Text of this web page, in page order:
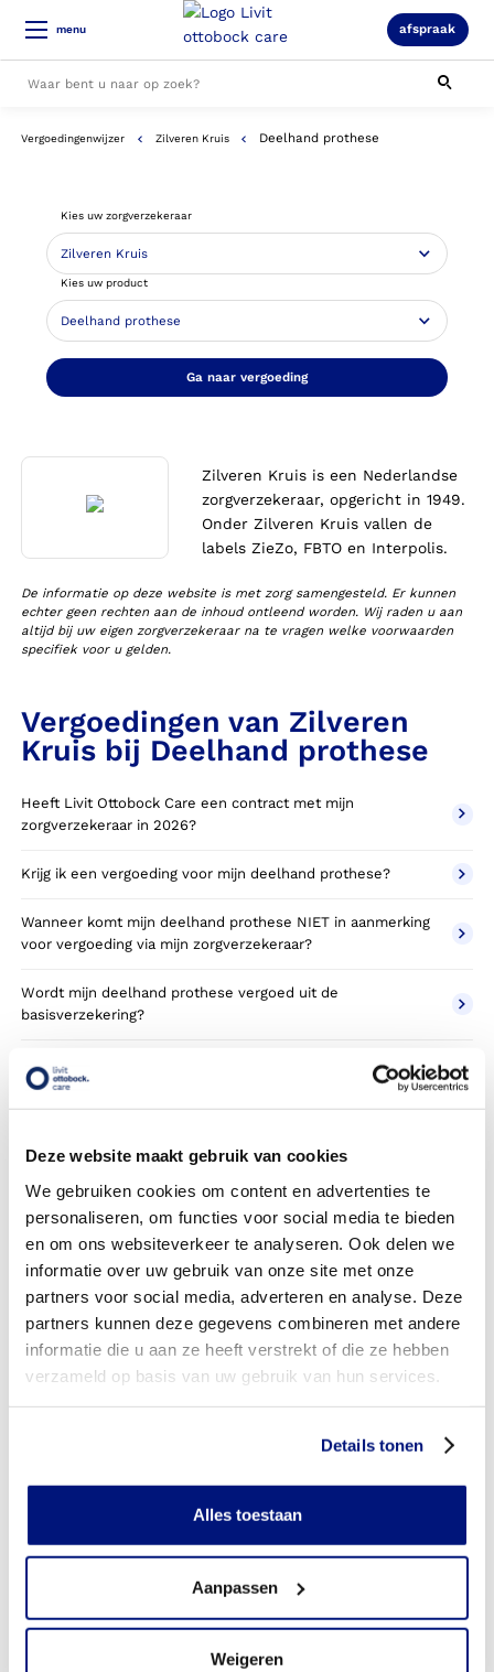
Deze website maakt gebruik van cookies
We gebruiken cookies om content en advertenties te
personaliseren, om functies voor social media te bieden
en om ons websiteverkeer te analyseren. Ook delen we
informatie over uw gebruik van onze site met onze
partners voor social media, adverteren en analyse. Deze
partners kunnen deze gegevens combineren met andere
informatie die u aan ze heeft verstrekt of die ze hebben
verzameld op basis van uw gebruik van hun services.
Details tonen
Alles toestaan
Aanpassen
Weigeren
menu afspraak
Alle resultaten
Vergoedingenwijzer Zilveren Kruis Deelhand prothese
Kies uw zorgverzekeraar
Kies uw product
Ga naar vergoeding
Zilveren Kruis is een Nederlandse
zorgverzekeraar, opgericht in 1949.
Onder Zilveren Kruis vallen de
labels ZieZo, FBTO en Interpolis.
De informatie op deze website is met zorg samengesteld. Er kunnen
echter geen rechten aan de inhoud ontleend worden. Wij raden u aan
altijd bij uw eigen zorgverzekeraar na te vragen welke voorwaarden
specifiek voor u gelden.
Vergoedingen van Zilveren
Kruis bij Deelhand prothese
Heeft Livit Ottobock Care een contract met mijn
zorgverzekeraar in 2026?
Krijg ik een vergoeding voor mijn deelhand prothese?
Wanneer komt mijn deelhand prothese NIET in aanmerking
voor vergoeding via mijn zorgverzekeraar?
Wordt mijn deelhand prothese vergoed uit de
basisverzekering?
Wordt mijn deelhand prothese vergoed vanuit een
aanvullende verzekering?
Zijn er ook deelhand prothesen in confectie- of standaard
uitvoeringen?
Is de deelhand prothese mijn eigendom?
Wordt de deelhand prothese geleverd onder de bruikleen
of lease regeling van uw zorgverzekering?
Wanneer mag mijn deelhand prothese vervangen worden?
toestemming nodig van mijn zorgverzekeraar?
Kan ik een reserve deelhand prothese vergoed krijgen?
Wat valt er binnen de vergoeding van een deelhand
prothese?
betaald door mijn zorgverzekering?